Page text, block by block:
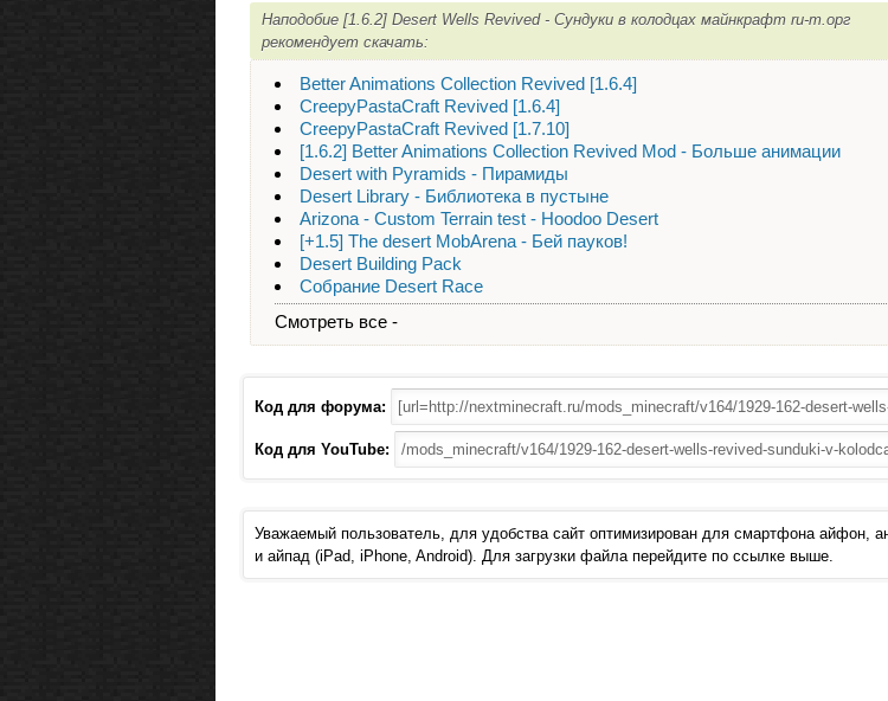
Наподобие [1.6.2] Desert Wells Revived - Сундуки в колодцах майнкрафт ru-m.орг
рекомендует скачать:
Better Animations Collection Revived [1.6.4]
CreepyPastaCraft Revived [1.6.4]
CreepyPastaCraft Revived [1.7.10]
[1.6.2] Better Animations Collection Revived Mod - Больше анимации
Desert with Pyramids - Пирамиды
Desert Library - Библиотека в пустыне
Arizona - Custom Terrain test - Hoodoo Desert
[+1.5] The desert MobArena - Бей пауков!
Desert Building Pack
Собрание Desert Race
Смотреть все -
Код для форума:
Код для YouTube:
Уважаемый пользователь, для удобства сайт оптимизирован для смартфона айфон,
и айпад (iPad, iPhone, Android). Для загрузки файла перейдите по ссылке выше.